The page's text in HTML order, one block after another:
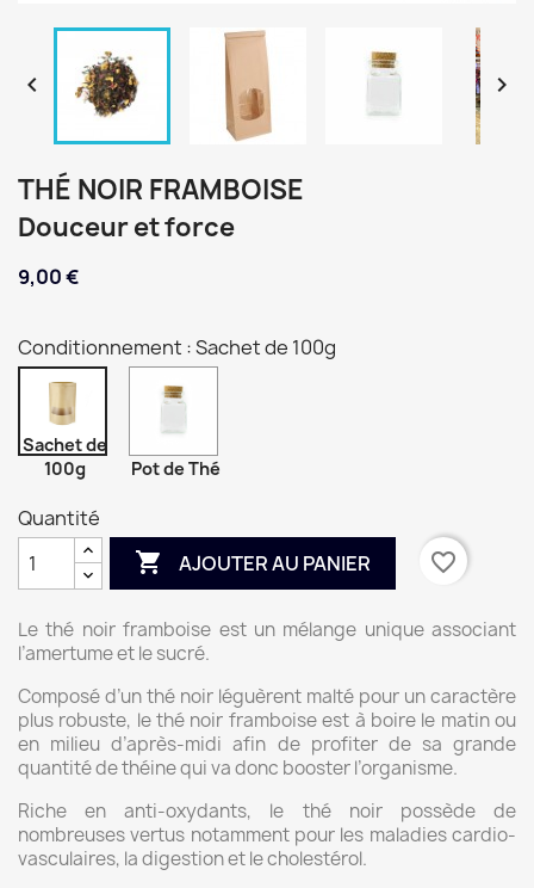
 
THÉ NOIR FRAMBOISE
Douceur et force
9,00 €
Conditionnement : Sachet de 100g
Sachet de
100g
Pot de Thé
Quantité
 AJOUTER AU PANIER favorite_border
Le thé noir framboise est un mélange unique associant
l’amertume et le sucré.
Composé d’un thé noir léguèrent malté pour un caractère
plus robuste, le thé noir framboise est à boire le matin ou
en milieu d’après-midi afin de profiter de sa grande
quantité de théine qui va donc booster l’organisme.
Riche en anti-oxydants, le thé noir possède de
nombreuses vertus notamment pour les maladies cardio-
vasculaires, la digestion et le cholestérol.